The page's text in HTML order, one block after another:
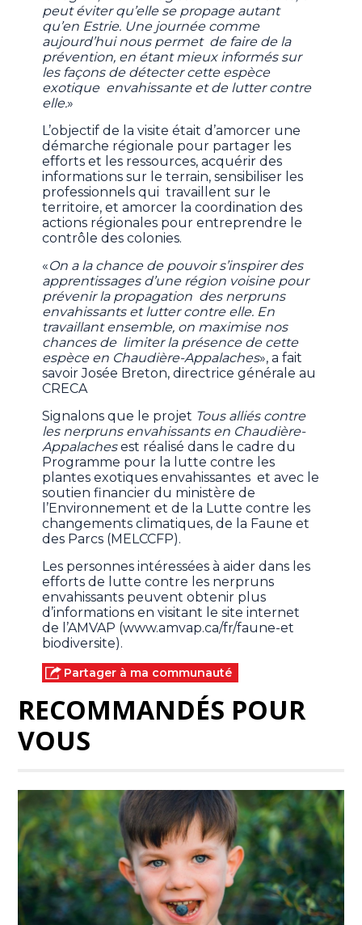
peut éviter qu’elle se propage autant
qu’en Estrie. Une journée comme
aujourd’hui nous permet de faire de la
prévention, en étant mieux informés sur
les façons de détecter cette espèce
exotique envahissante et de lutter contre
elle.»
L’objectif de la visite était d’amorcer une
démarche régionale pour partager les
efforts et les ressources, acquérir des
informations sur le terrain, sensibiliser les
professionnels qui travaillent sur le
territoire, et amorcer la coordination des
actions régionales pour entreprendre le
contrôle des colonies.
«On a la chance de pouvoir s’inspirer des
apprentissages d’une région voisine pour
prévenir la propagation des nerpruns
envahissants et lutter contre elle. En
travaillant ensemble, on maximise nos
chances de limiter la présence de cette
espèce en Chaudière-Appalaches», a fait
savoir Josée Breton, directrice générale au
CRECA
Signalons que le projet Tous alliés contre
les nerpruns envahissants en Chaudière-
Appalachesest réalisé dans le cadre du
Programme pour la lutte contre les
plantes exotiques envahissantes et avec le
soutien financier du ministère de
l’Environnement et de la Lutte contre les
changements climatiques, de la Faune et
des Parcs (MELCCFP).
Les personnes intéressées à aider dans les
efforts de lutte contre les nerpruns
envahissants peuvent obtenir plus
d’informations en visitant le site internet
de l’AMVAP (www.amvap.ca/fr/faune-et
biodiversite).
Partager à ma communauté
RECOMMANDÉS POUR
VOUS